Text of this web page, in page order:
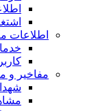
اطلاعات
مفاخیر و